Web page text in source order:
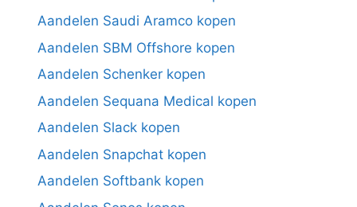
Aandelen Saudi Aramco kopen
Aandelen SBM Offshore kopen
Aandelen Schenker kopen
Aandelen Sequana Medical kopen
Aandelen Slack kopen
Aandelen Snapchat kopen
Aandelen Softbank kopen